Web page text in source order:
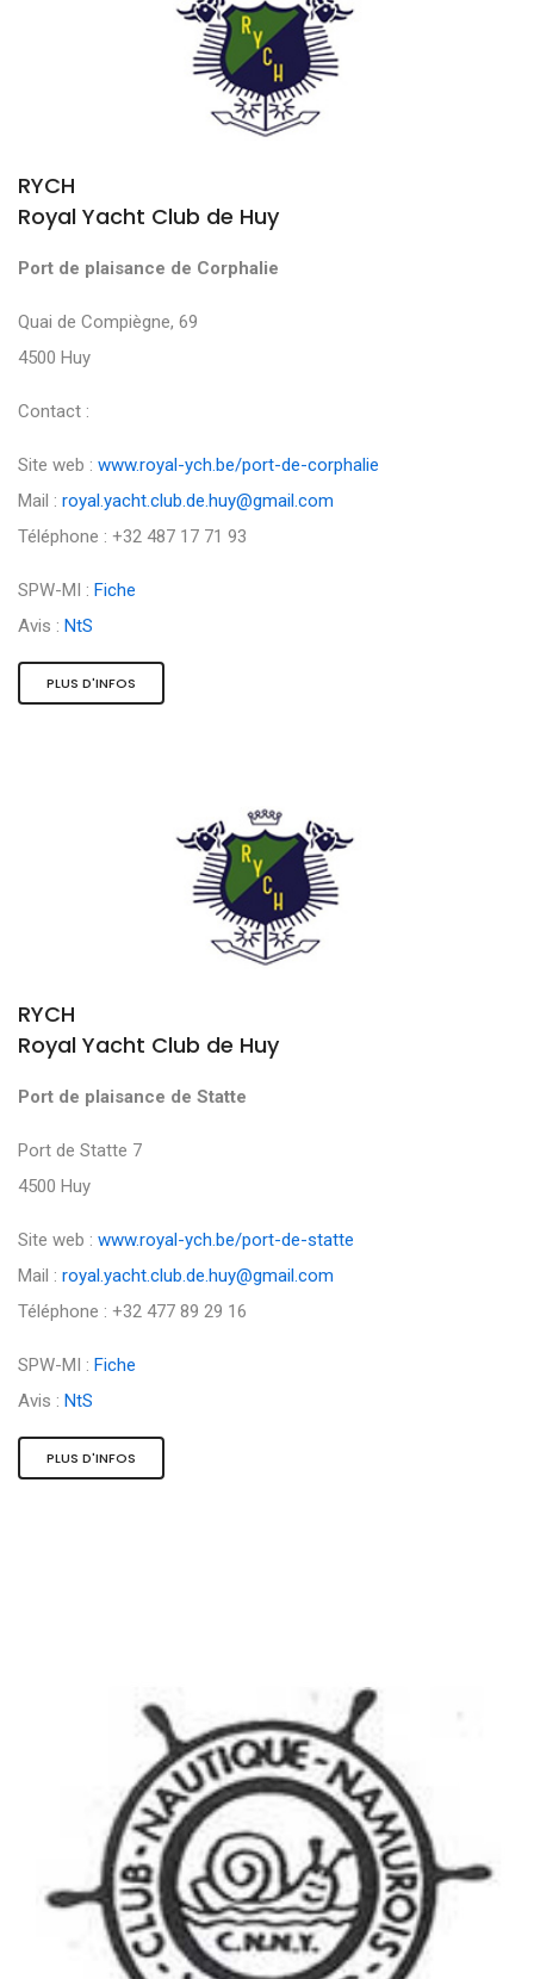
RYCH
Royal Yacht Club de Huy
Port de plaisance de Corphalie
Quai de Compiègne, 69
4500 Huy
Contact :
Site web : www.royal-ych.be/port-de-corphalie
Mail : royal.yacht.club.de.huy@gmail.com
Téléphone : +32 487 17 71 93
SPW-MI : Fiche
Avis : NtS
PLUS D'INFOS
RYCH
Royal Yacht Club de Huy
Port de plaisance de Statte
Port de Statte 7
4500 Huy
Site web : www.royal-ych.be/port-de-statte
Mail : royal.yacht.club.de.huy@gmail.com
Téléphone : +32 477 89 29 16
SPW-MI : Fiche
Avis : NtS
PLUS D'INFOS